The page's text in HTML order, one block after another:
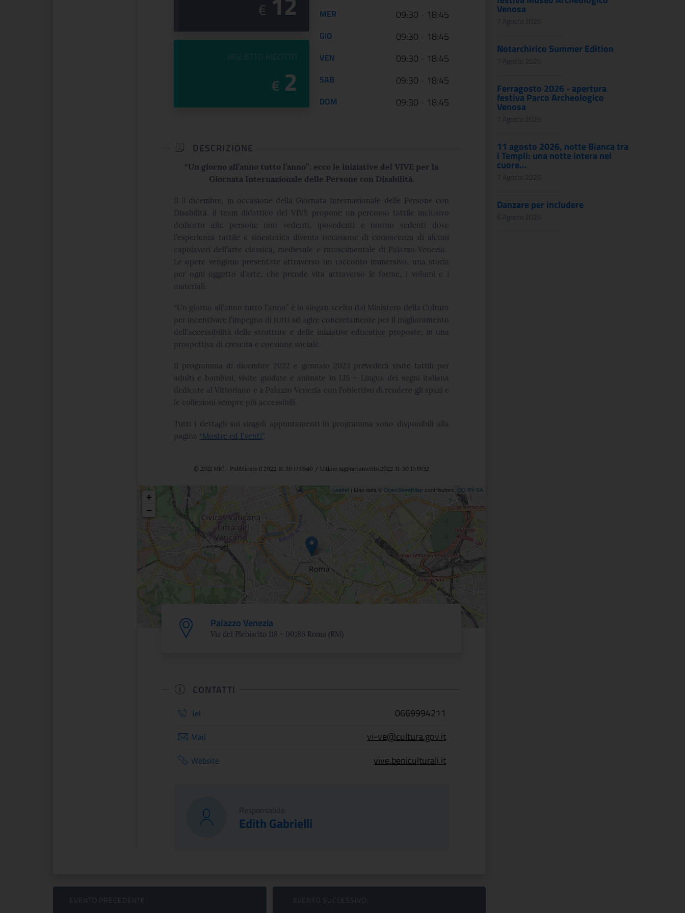
€
PREZZO DEL
BIGLIETTO RIDOTTO
€2
MER 09:30 18:45
GIO 09:30 18:45
VEN 09:30 18:45
SAB 09:30 18:45
DOM 09:30 18:45
DESCRIZIONE
“Un giorno all’anno tutto l’anno”: ecco le iniziative del VIVE per la
Giornata Internazionale delle Persone con Disabilità.
Il 3 dicembre, in occasione della Giornata Internazionale delle Persone con
Disabilità, il team didattico del VIVE propone un percorso tattile inclusivo
dedicato alle persone non vedenti, ipovedenti e normo vedenti dove
l'esperienza tattile e sinestetica diventa occasione di conoscenza di alcuni
capolavori dell’arte classica, medievale e rinascimentale di Palazzo Venezia.
Le opere vengono presentate attraverso un racconto immersivo, una storia
per ogni oggetto d'arte, che prende vita attraverso le forme, i volumi e i
materiali.
“Un giorno all’anno tutto l’anno” è lo slogan scelto dal Ministero della Cultura
per incentivare l’impegno di tutti ad agire concretamente per il miglioramento
dell’accessibilità delle strutture e delle iniziative educative proposte, in una
prospettiva di crescita e coesione sociale.
Il programma di dicembre 2022 e gennaio 2023 prevederà visite tattili per
adulti e bambini, visite guidate e animate in LIS – Lingua dei segni italiana
dedicate al Vittoriano e a Palazzo Venezia con l'obiettivo di rendere gli spazi e
le collezioni sempre più accessibili.
Tutti i dettagli sui singoli appuntamenti in programma sono disponibili alla
pagina “Mostre ed Eventi”.
© 2021 MiC - Pubblicato il 2022-11-30 17:13:40 / Ultimo aggiornamento 2022-11-30 17:19:32
Posizione
+
−
Leaflet | Map data © OpenStreetMapcontributors, CC-BY-SA
Palazzo Venezia
Via del Plebiscito 118 - 00186 Roma (RM)
CONTATTI
Tel 0669994211
Mail vi-ve@cultura.gov.it
Website vive.beniculturali.it
Responsabile:
Edith Gabrielli
Sfoglia Eventi
EVENTO PRECEDENTE: EVENTO SUCCESSIVO:
Venosa
7 Agosto 2026
Notarchirico Summer Edition
7 Agosto 2026
Ferragosto 2026 - apertura
festiva Parco Archeologico
Venosa
7 Agosto 2026
11 agosto 2026, notte Bianca tra
i Templi: una notte intera nel
cuore...
7 Agosto 2026
Danzare per includere
6 Agosto 2026